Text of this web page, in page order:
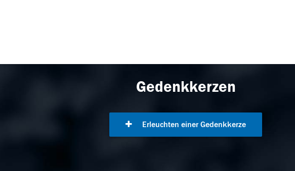
Gedenkkerzen
Erleuchten einer Gedenkkerze